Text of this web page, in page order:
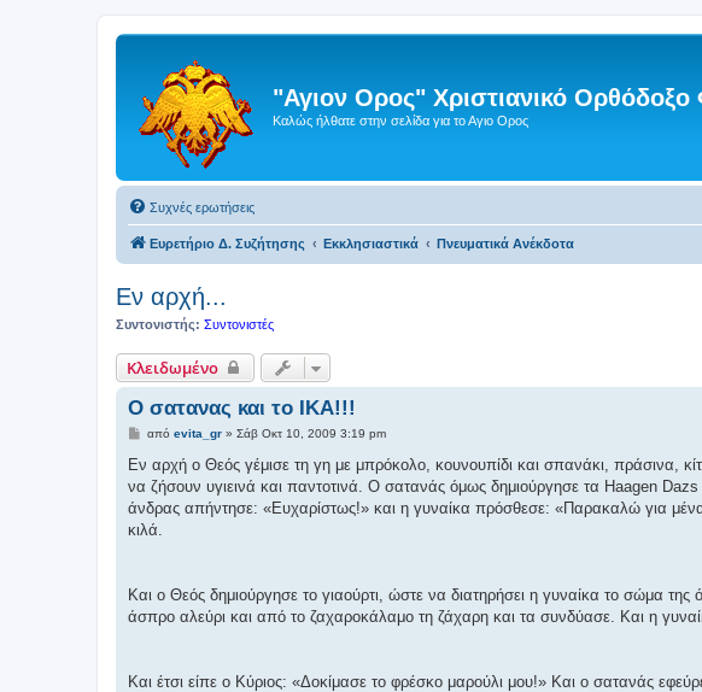
"Αγιον Ορος" Χριστιανικό
Καλώς ήλθατε στην σελίδα για το Αγιο Ορος
Συχνές ερωτήσεις
Ευρετήριο Δ. Συζήτησης Εκκλησιαστικά Πνευματικά Ανέκδοτα
Εν αρχή...
Συντονιστής: Συντονιστές
Κλειδωμένο
Ο σατανας και το ΙΚΑ!!!
Δ
μ
σ
ί
υ
από evita_gr» Σάβ Οκτ 10, 2009 3:19 pm
Εν αρχή ο Θεός γέμισε τη γη με μπρόκολο, κουνουπίδι και σπανάκι, πράσινα,
να ζήσουν υγιεινά και παντοτινά. Ο σατανάς όμως δημιούργησε τα Haagen
άνδρας απήντησε: «Ευχαρίστως!» και η γυναίκα πρόσθεσε: «Παρακαλώ για
κιλά.
Και ο Θεός δημιούργησε το γιαούρτι, ώστε να διατηρήσει η γυναίκα το σώμα
άσπρο αλεύρι και από το ζαχαροκάλαμο τη ζάχαρη και τα συνδύασε. Και η
Και έτσι είπε ο Κύριος: «Δοκίμασε το φρέσκο μαρούλι μου!» Και ο σατανάς